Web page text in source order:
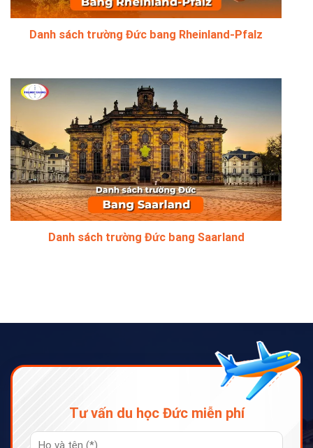
Danh sách trường Đức bang Rheinland-Pfalz
Danh sách trường Đức bang Saarland
Tư vấn du học Đức miễn phí